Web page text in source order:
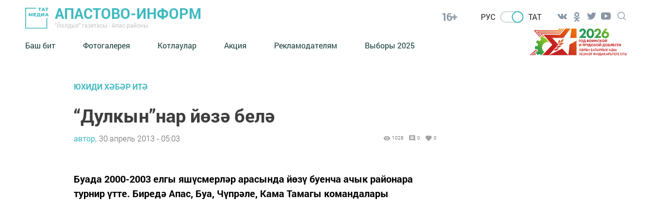
АПАСТОВО-ИНФОРМ
"Йолдыз" газетасы - Апас районы
16+ РУС ТАТ
Баш бит Фотогалерея Котлаулар Акция Рекламодателям Выборы 2025
ЮХИДИ ХӘБӘР ИТӘ
“Дулкын”нар йөзә белә
автор, 30 апрель 2013 - 05:03 1028 0 0
Буада 2000-2003 елгы яшүсмерләр арасында йөзү буенча ачык районара
турнир үтте. Биредә Апас, Буа, Чүпрәле, Кама Тамагы командалары